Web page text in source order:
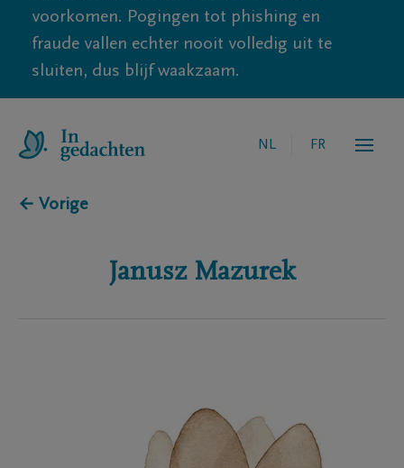
voorkomen. Pogingen tot phishing en
fraude vallen echter nooit volledig uit te
sluiten, dus blijf waakzaam.
NL FR
← Vorige
Janusz Mazurek